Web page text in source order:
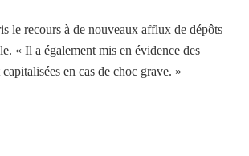
le recours à de nouveaux afflux de dépôts
« Il a également mis en évidence des
en cas de choc grave. »